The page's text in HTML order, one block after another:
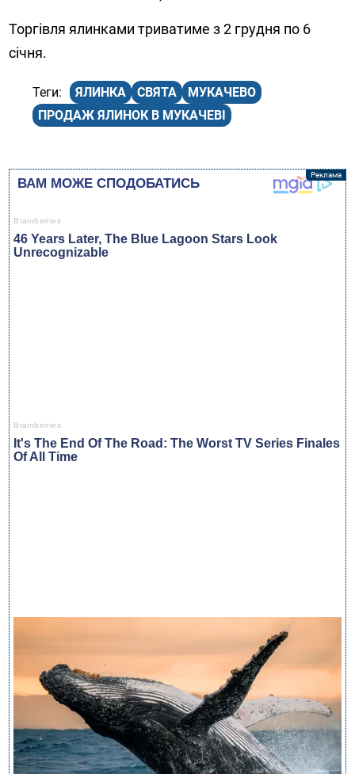
Торгівля ялинками триватиме з 2 грудня по 6
січня.
ЯЛИНКА СВЯТА
МУКАЧЕВО
ПРОДАЖ ЯЛИНОК В МУКАЧЕВІ